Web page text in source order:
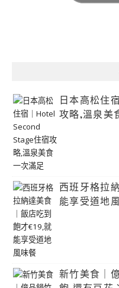
日本高松住
攻略,溫泉美
西班牙格拉
能享受道地
新竹美食｜